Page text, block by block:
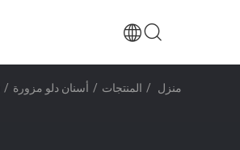
منزل / المنتجات / أسنان دلو مزورة /